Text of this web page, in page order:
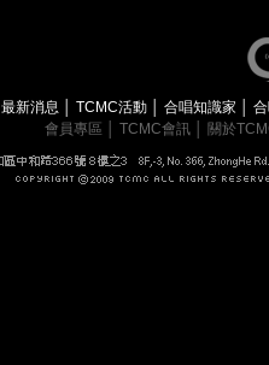
最新消息 TCMC活動 合唱知識家
會員專區
TCMC會訊 關於